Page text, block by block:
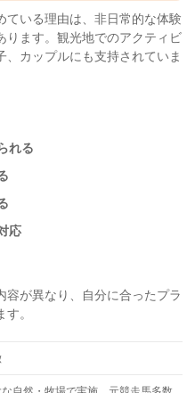
ている理由は、非日常的な体験
ります。観光地でのアクティビ
カップルにも支持されていま
れる
応
容が異なり、自分に合ったプラ
。